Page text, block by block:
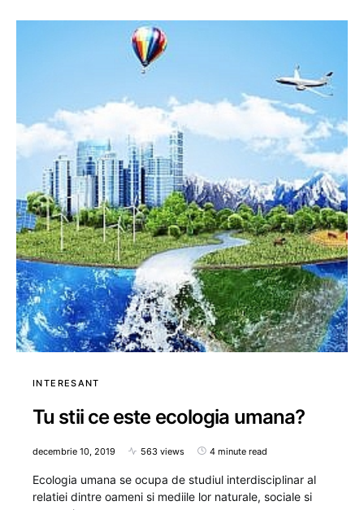
INTERESANT
Tu stii ce este ecologia umana?
decembrie 10, 2019 563 views 4 minute read
Ecologia umana se ocupa de studiul interdisciplinar al
relatiei dintre oameni si mediile lor naturale, sociale si